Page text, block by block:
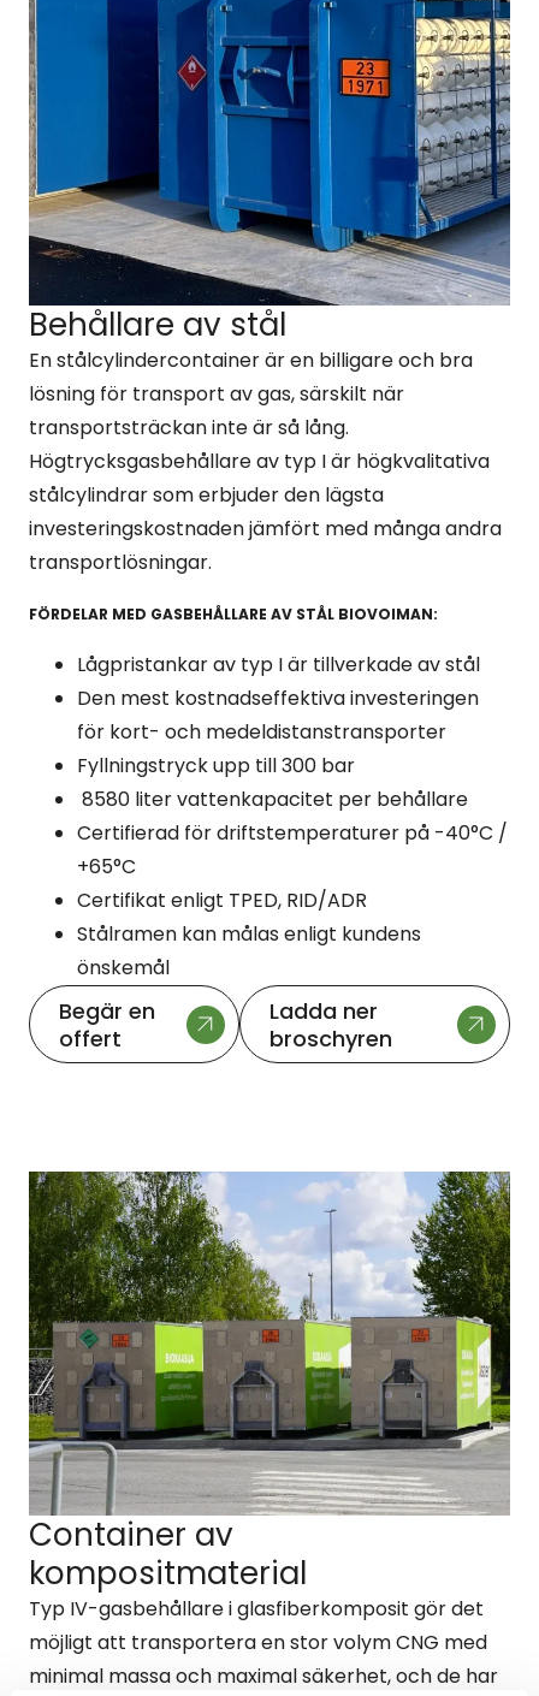
Behållare av stål
En stålcylindercontainer är en billigare och bra
lösning för transport av gas, särskilt när
transportsträckan inte är så lång.
Högtrycksgasbehållare av typ I är högkvalitativa
stålcylindrar som erbjuder den lägsta
investeringskostnaden jämfört med många andra
transportlösningar.
FÖRDELAR MED GASBEHÅLLARE AV STÅL BIOVOIMAN:
Lågpristankar av typ I är tillverkade av stål
Den mest kostnadseffektiva investeringen
för kort- och medeldistanstransporter
Fyllningstryck upp till 300 bar
8580 liter vattenkapacitet per behållare
Certifierad för driftstemperaturer på -40°C /
+65°C
Certifikat enligt TPED, RID/ADR
Stålramen kan målas enligt kundens
önskemål
Begär en
offert
Ladda ner
broschyren
Container av
kompositmaterial
Typ IV-gasbehållare i glasfiberkomposit gör det
möjligt att transportera en stor volym CNG med
minimal massa och maximal säkerhet, och de har